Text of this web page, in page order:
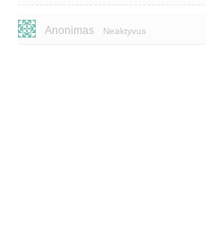
Anonimas Neaktyvus